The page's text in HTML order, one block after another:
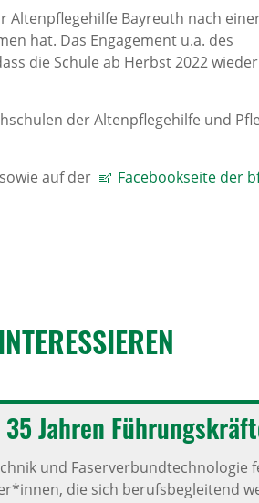
Altenpflegehilfe Bayreuth nach
hat. Das Engagement u.a. des
die Schule ab Herbst 2022
der Altenpflegehilfe und
sowie auf der
Facebookseite der
Jahren
und Faserverbundtechnologie
die sich berufsbegleitend